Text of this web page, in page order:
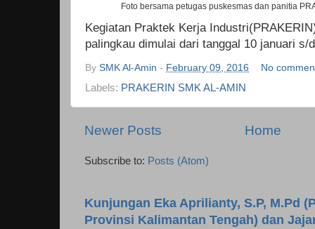
Foto bersama petugas puskesmas dan panitia
Kegiatan Praktek Kerja
palingkau dimulai dari tanggal 10 januari s/
By SMK Al-Amin - February 09, 2016 No
Labels: PRAKERIN SMK AL-AMIN
Newer Posts Home
Subscribe to: Posts (Atom)
Kunjungan Eka Aprilianty, S.P, M.Pd
Provinsi Kalimantan Tengah) dan